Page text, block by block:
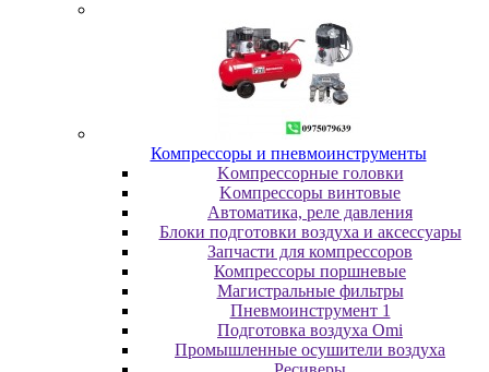
Компрессоры и пневмоинструменты
Koмпpeccopныe гoлoвки
Koмпpeccopы винтoвыe
Автоматика, реле давления
Блоки подготовки воздуха и аксессуары
Запчасти для компрессоров
Компрессоры поршневые
Магистральные фильтры
Пневмоинструмент 1
Подготовка воздуха Omi
Промышленные осушители воздуха